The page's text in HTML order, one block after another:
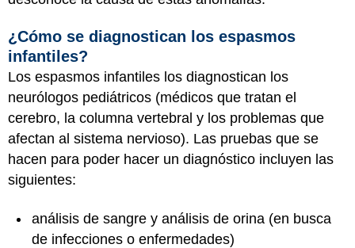
¿Cómo se diagnostican los espasmos
infantiles?
Los espasmos infantiles los diagnostican los
neurólogos pediátricos (médicos que tratan el
cerebro, la columna vertebral y los problemas que
afectan al sistema nervioso). Las pruebas que se
hacen para poder hacer un diagnóstico incluyen las
siguientes:
análisis de sangre y análisis de orina (en busca
de infecciones o enfermedades)